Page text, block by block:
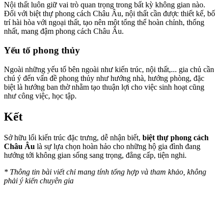
Nội thất luôn giữ vai trò quan trọng trong bất kỳ không gian nào.
Đối với biệt thự phong cách Châu Âu, nội thất cần được thiết kế, bố
trí hài hòa với ngoại thất, tạo nên một tổng thể hoàn chỉnh, thống
nhất, mang đậm phong cách Châu Âu.
Yếu tố phong thủy
Ngoài những yếu tố bên ngoài như kiến trúc, nội thất,... gia chủ cần
chú ý đến vấn đề phong thủy như hướng nhà, hướng phòng, đặc
biệt là hướng ban thờ nhằm tạo thuận lợi cho việc sinh hoạt cũng
như công việc, học tập.
Kết
Sở hữu lối kiến trúc đặc trưng, dễ nhận biết, biệt thự phong cách
Châu Âu là sự lựa chọn hoàn hảo cho những hộ gia đình đang
hướng tới không gian sống sang trọng, đẳng cấp, tiện nghi.
* Thông tin bài viết chỉ mang tính tổng hợp và tham khảo, không
phải ý kiến chuyên gia